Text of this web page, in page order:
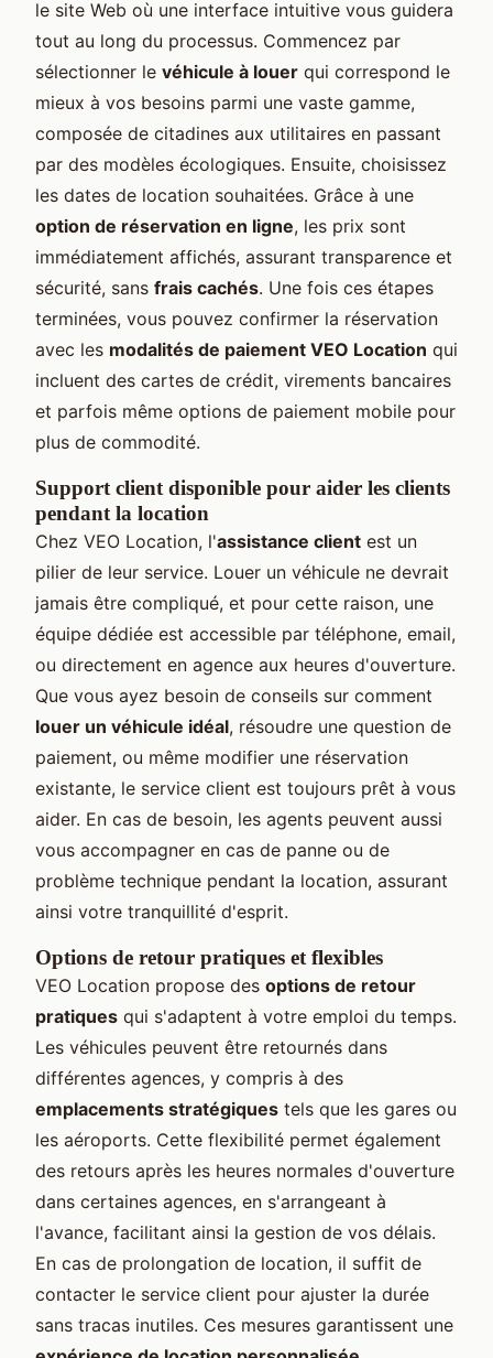
le site Web où une interface intuitive vous guidera
tout au long du processus. Commencez par
sélectionner le véhicule à louer qui correspond le
mieux à vos besoins parmi une vaste gamme,
composée de citadines aux utilitaires en passant
par des modèles écologiques. Ensuite, choisissez
les dates de location souhaitées. Grâce à une
option de réservation en ligne, les prix sont
immédiatement affichés, assurant transparence et
sécurité, sans frais cachés. Une fois ces étapes
terminées, vous pouvez confirmer la réservation
avec les modalités de paiement VEO Location qui
incluent des cartes de crédit, virements bancaires
et parfois même options de paiement mobile pour
plus de commodité.
Support client disponible pour aider les clients
pendant la location
Chez VEO Location, l'assistance client est un
pilier de leur service. Louer un véhicule ne devrait
jamais être compliqué, et pour cette raison, une
équipe dédiée est accessible par téléphone, email,
ou directement en agence aux heures d'ouverture.
Que vous ayez besoin de conseils sur comment
louer un véhicule idéal, résoudre une question de
paiement, ou même modifier une réservation
existante, le service client est toujours prêt à vous
aider. En cas de besoin, les agents peuvent aussi
vous accompagner en cas de panne ou de
problème technique pendant la location, assurant
ainsi votre tranquillité d'esprit.
Options de retour pratiques et flexibles
VEO Location propose des options de retour
pratiques qui s'adaptent à votre emploi du temps.
Les véhicules peuvent être retournés dans
différentes agences, y compris à des
emplacements stratégiques tels que les gares ou
les aéroports. Cette flexibilité permet également
des retours après les heures normales d'ouverture
dans certaines agences, en s'arrangeant à
l'avance, facilitant ainsi la gestion de vos délais.
En cas de prolongation de location, il suffit de
contacter le service client pour ajuster la durée
sans tracas inutiles. Ces mesures garantissent une